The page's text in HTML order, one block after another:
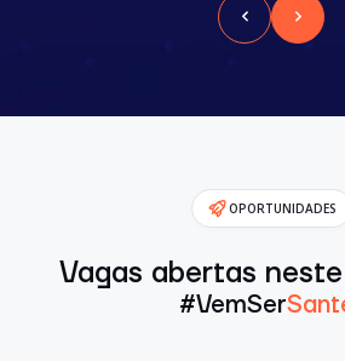
OPORTUNIDADES
Vagas abertas
#VemSer